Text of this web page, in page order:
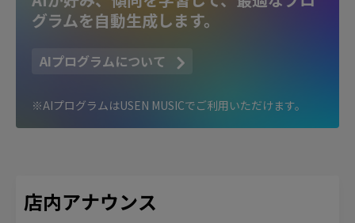
グラムを自動生成します。
AIプログラムについて
※AIプログラムはUSEN MUSICでご利用いただけます。
店内アナウンス